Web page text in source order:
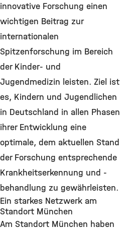
innovative Forschung einen
wichtigen Beitrag zur
internationalen
Spitzenforschung im Bereich
der Kinder- und
Jugendmedizin leisten. Ziel ist
es, Kindern und Jugendlichen
in Deutschland in allen Phasen
ihrer Entwicklung eine
optimale, dem aktuellen Stand
der Forschung entsprechende
Krankheitserkennung und -
behandlung zu gewährleisten.
Ein starkes Netzwerk am
Standort München
Am Standort München haben